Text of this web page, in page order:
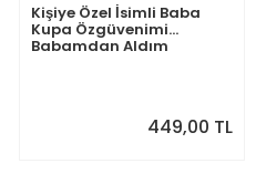
Kişiye Özel İsimli Baba
Kupa Özgüvenimi
Babamdan Aldım
449,00 TL